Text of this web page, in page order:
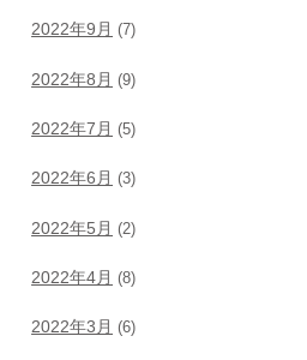
2022年9月 (7)
2022年8月 (9)
2022年7月 (5)
2022年6月 (3)
2022年5月 (2)
2022年4月 (8)
2022年3月 (6)